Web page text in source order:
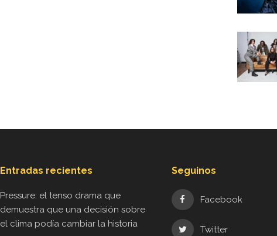
Entradas recientes
Pressure: el tenso drama que
demuestra que una decisión sobre
el clima podía cambiar la historia
Seguinos
Facebook
Twitter